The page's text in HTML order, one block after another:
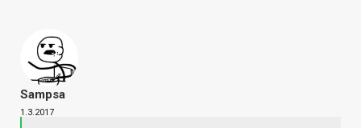
Sampsa
1.3.2017